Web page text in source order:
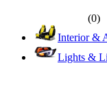
(0)
Interior &
Lights &